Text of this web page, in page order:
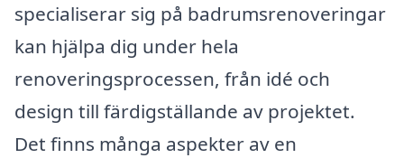
specialiserar sig på badrumsrenoveringar
kan hjälpa dig under hela
renoveringsprocessen, från idé och
design till färdigställande av projektet.
Det finns många aspekter av en